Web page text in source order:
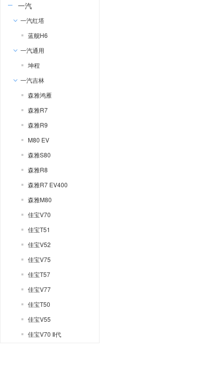
一汽
一汽红塔
蓝舰H6
一汽通用
坤程
一汽吉林
森雅鸿雁
森雅R7
森雅R9
M80 EV
森雅S80
森雅R8
森雅R7 EV400
森雅M80
佳宝V70
佳宝T51
佳宝V52
佳宝V75
佳宝T57
佳宝V77
佳宝T50
佳宝V55
佳宝V70 Ⅱ代